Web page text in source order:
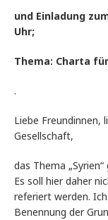
und Einladung
Uhr;
Thema: Charta
.
Liebe Freundinnen,
Gesellschaft,
das Thema
Es soll hier daher
referiert werden.
Benennung der